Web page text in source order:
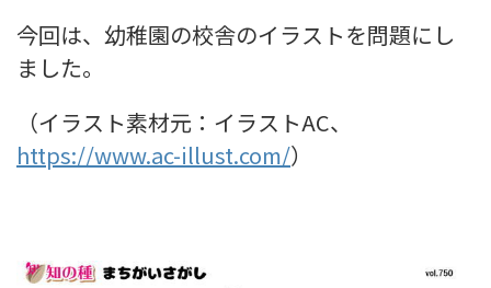
今回は、幼稚園の校舎のイラストを問題にし
ました。
（イラスト素材元：イラストAC、
https://www.ac-illust.com/）